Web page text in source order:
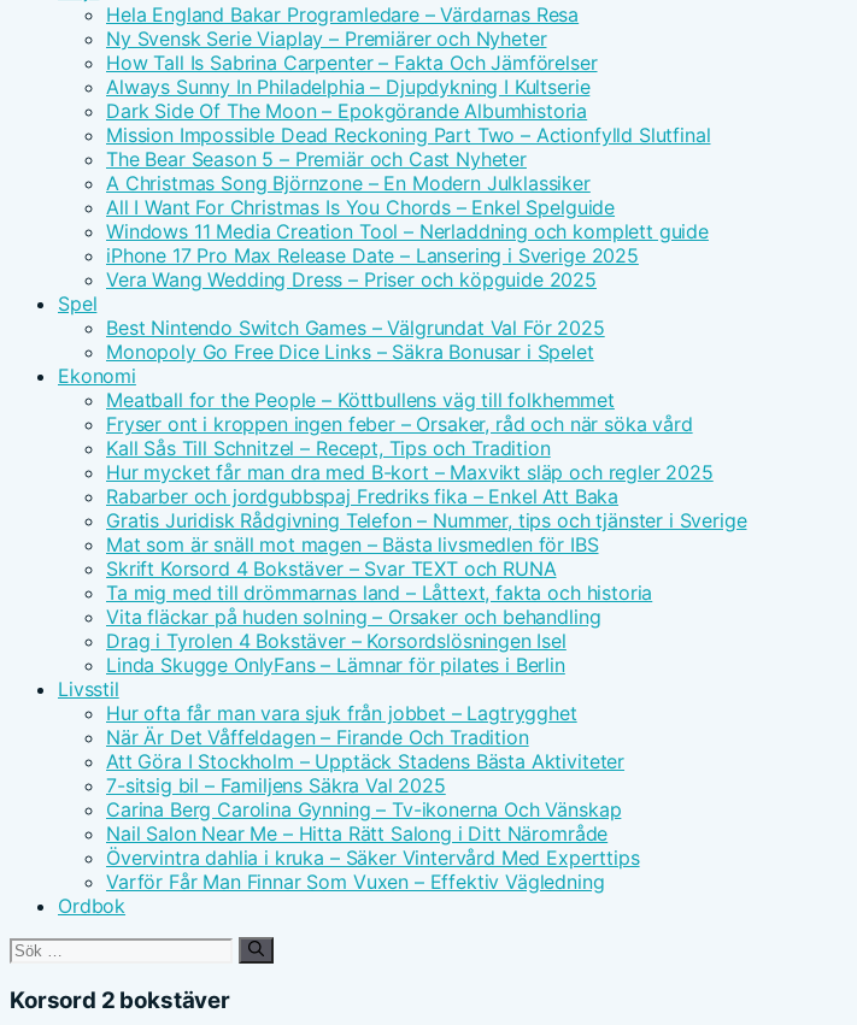
Hela England Bakar Programledare – Värdarnas Resa
Ny Svensk Serie Viaplay – Premiärer och Nyheter
How Tall Is Sabrina Carpenter – Fakta Och Jämförelser
Always Sunny In Philadelphia – Djupdykning I Kultserie
Dark Side Of The Moon – Epokgörande Albumhistoria
Mission Impossible Dead Reckoning Part Two – Actionfylld Slutfinal
The Bear Season 5 – Premiär och Cast Nyheter
A Christmas Song Björnzone – En Modern Julklassiker
All I Want For Christmas Is You Chords – Enkel Spelguide
Windows 11 Media Creation Tool – Nerladdning och komplett guide
iPhone 17 Pro Max Release Date – Lansering i Sverige 2025
Vera Wang Wedding Dress – Priser och köpguide 2025
Spel
Best Nintendo Switch Games – Välgrundat Val För 2025
Monopoly Go Free Dice Links – Säkra Bonusar i Spelet
Ekonomi
Meatball for the People – Köttbullens väg till folkhemmet
Fryser ont i kroppen ingen feber – Orsaker, råd och när söka vård
Kall Sås Till Schnitzel – Recept, Tips och Tradition
Hur mycket får man dra med B-kort – Maxvikt släp och regler 2025
Rabarber och jordgubbspaj Fredriks fika – Enkel Att Baka
Gratis Juridisk Rådgivning Telefon – Nummer, tips och tjänster i Sverige
Mat som är snäll mot magen – Bästa livsmedlen för IBS
Skrift Korsord 4 Bokstäver – Svar TEXT och RUNA
Ta mig med till drömmarnas land – Låttext, fakta och historia
Vita fläckar på huden solning – Orsaker och behandling
Drag i Tyrolen 4 Bokstäver – Korsordslösningen Isel
Linda Skugge OnlyFans – Lämnar för pilates i Berlin
Livsstil
Hur ofta får man vara sjuk från jobbet – Lagtrygghet
När Är Det Våffeldagen – Firande Och Tradition
Att Göra I Stockholm – Upptäck Stadens Bästa Aktiviteter
7-sitsig bil – Familjens Säkra Val 2025
Carina Berg Carolina Gynning – Tv-ikonerna Och Vänskap
Nail Salon Near Me – Hitta Rätt Salong i Ditt Närområde
Övervintra dahlia i kruka – Säker Vintervård Med Experttips
Varför Får Man Finnar Som Vuxen – Effektiv Vägledning
Ordbok
Sök
Korsord 2 bokstäver